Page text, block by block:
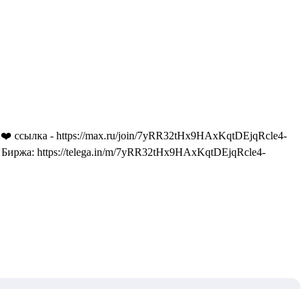
❤️ ссылка - https://max.ru/join/7yRR32tHx9HAxKqtDEjqRcle4-
https://telega.in/m/7yRR32tHx9HAxKqtDEjqRcle4-